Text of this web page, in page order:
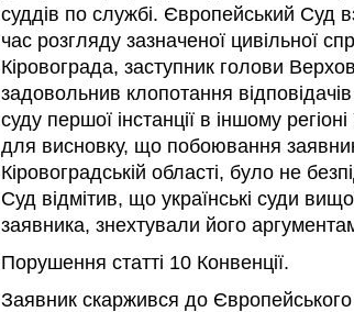
суддів по службі. Європейський Суд
час розгляду зазначеної цивільної
Кіровограда, заступник голови
задовольнив клопотання
суду першої інстанції в іншому
для висновку, що побоювання
Кіровоградській області, було не
Суд відмітив, що українські суди
заявника, знехтували його
Порушення статті 10 Конвенції.
Заявник скаржився до